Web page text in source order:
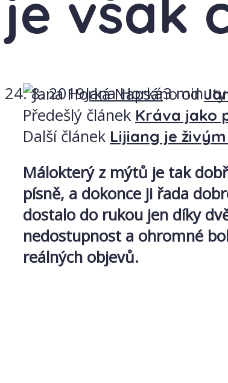
24. 8. 2019Jana Horká3
Napsáno od
Předešlý článek Kráva jako
Další článek Lijiang je
Málokterý z mýtů je tak
písně, a dokonce ji řada
dostalo do rukou jen díky
nedostupnost a ohromné
reálných objevů.